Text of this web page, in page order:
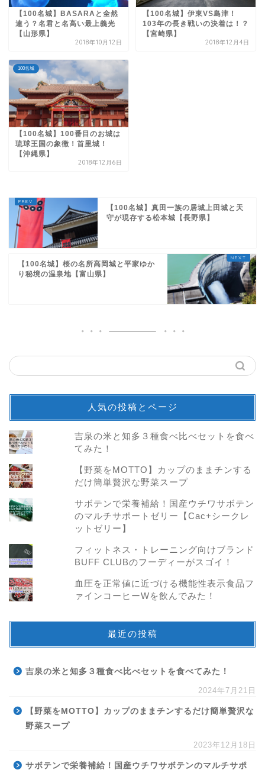
【100名城】BASARAと全然
違う？名君と名高い最上義光
【山形県】
2018年10月12日
【100名城】伊東VS島津！
103年の長き戦いの決着は！？
【宮崎県】
2018年12月4日
100名城
【100名城】100番目のお城は
琉球王国の象徴！首里城！
【沖縄県】
2018年12月6日
【100名城】真田一族の居城上田城と天
守が現存する松本城【長野県】
【100名城】桜の名所高岡城と平家ゆか
り秘境の温泉地【富山県】
人気の投稿とページ
吉泉の米と知多３種食べ比べセットを食べ
てみた！
【野菜をMOTTO】カップのままチンする
だけ簡単贅沢な野菜スープ
サボテンで栄養補給！国産ウチワサボテン
のマルチサポートゼリー【Cac+シークレ
ットゼリー】
フィットネス・トレーニング向けブランド
BUFF CLUBのフーディーがスゴイ！
血圧を正常値に近づける機能性表示食品フ
ァインコーヒーWを飲んでみた！
最近の投稿
吉泉の米と知多３種食べ比べセットを食べてみた！
2024年7月21日
【野菜をMOTTO】カップのままチンするだけ簡単贅沢な
野菜スープ
2023年12月18日
サボテンで栄養補給！国産ウチワサボテンのマルチサポ